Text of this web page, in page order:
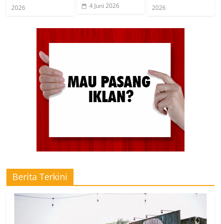
2026
4 Juni 2026
2026
Berita Terkini